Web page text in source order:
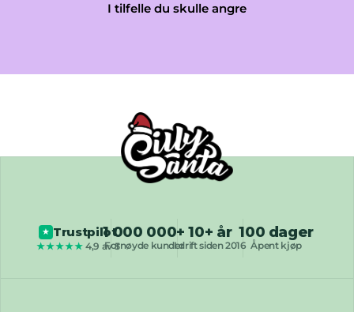
I tilfelle du skulle angre
★ Trustpilot
★★★★★ 4,9 av 5
1 000 000+
Fornøyde kunder
10+ år
I drift siden 2016
100 dager
Åpent kjøp